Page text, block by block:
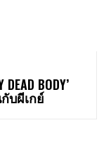
BODY’
บผีเกย์